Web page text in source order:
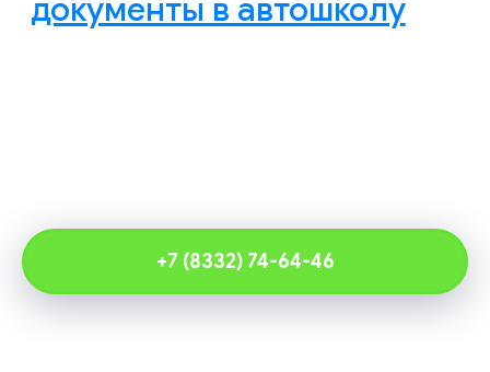
документы в автошколу
+7 (8332) 74-64-46